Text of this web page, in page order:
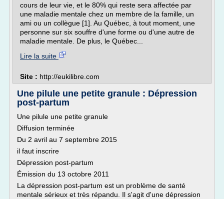
cours de leur vie, et le 80% qui reste sera affectée par
une maladie mentale chez un membre de la famille, un
ami ou un collègue [1]. Au Québec, à tout moment, une
personne sur six souffre d'une forme ou d'une autre de
maladie mentale. De plus, le Québec...
Lire la suite
Site : http://eukilibre.com
Une pilule une petite granule : Dépression
post-partum
Une pilule une petite granule
Diffusion terminée
Du 2 avril au 7 septembre 2015
il faut inscrire
Dépression post-partum
Émission du 13 octobre 2011
La dépression post-partum est un problème de santé
mentale sérieux et très répandu. Il s'agit d'une dépression